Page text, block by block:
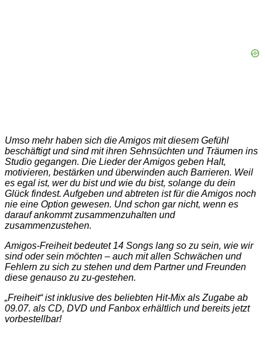
Umso mehr haben sich die Amigos mit diesem Gefühl
beschäftigt und sind mit ihren Sehnsüchten und Träumen ins
Studio gegangen. Die Lieder der Amigos geben Halt,
motivieren, bestärken und überwinden auch Barrieren. Weil
es egal ist, wer du bist und wie du bist, solange du dein
Glück findest. Aufgeben und abtreten ist für die Amigos noch
nie eine Option gewesen. Und schon gar nicht, wenn es
darauf ankommt zusammenzuhalten und
zusammenzustehen.
Amigos-Freiheit bedeutet 14 Songs lang so zu sein, wie wir
sind oder sein möchten – auch mit allen Schwächen und
Fehlern zu sich zu stehen und dem Partner und Freunden
diese genauso zu zu-gestehen.
„Freiheit“ ist inklusive des beliebten Hit-Mix als Zugabe ab
09.07. als CD, DVD und Fanbox erhältlich und bereits jetzt
vorbestellbar!